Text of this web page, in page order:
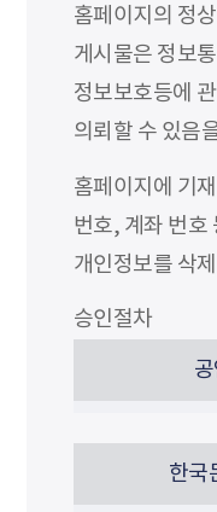
홈페이지의 정
게시물은 정보
정보보호등에
의뢰할 수 있음
홈페이지에 기
번호, 계좌 번호
개인정보를 삭
승인절차
한국